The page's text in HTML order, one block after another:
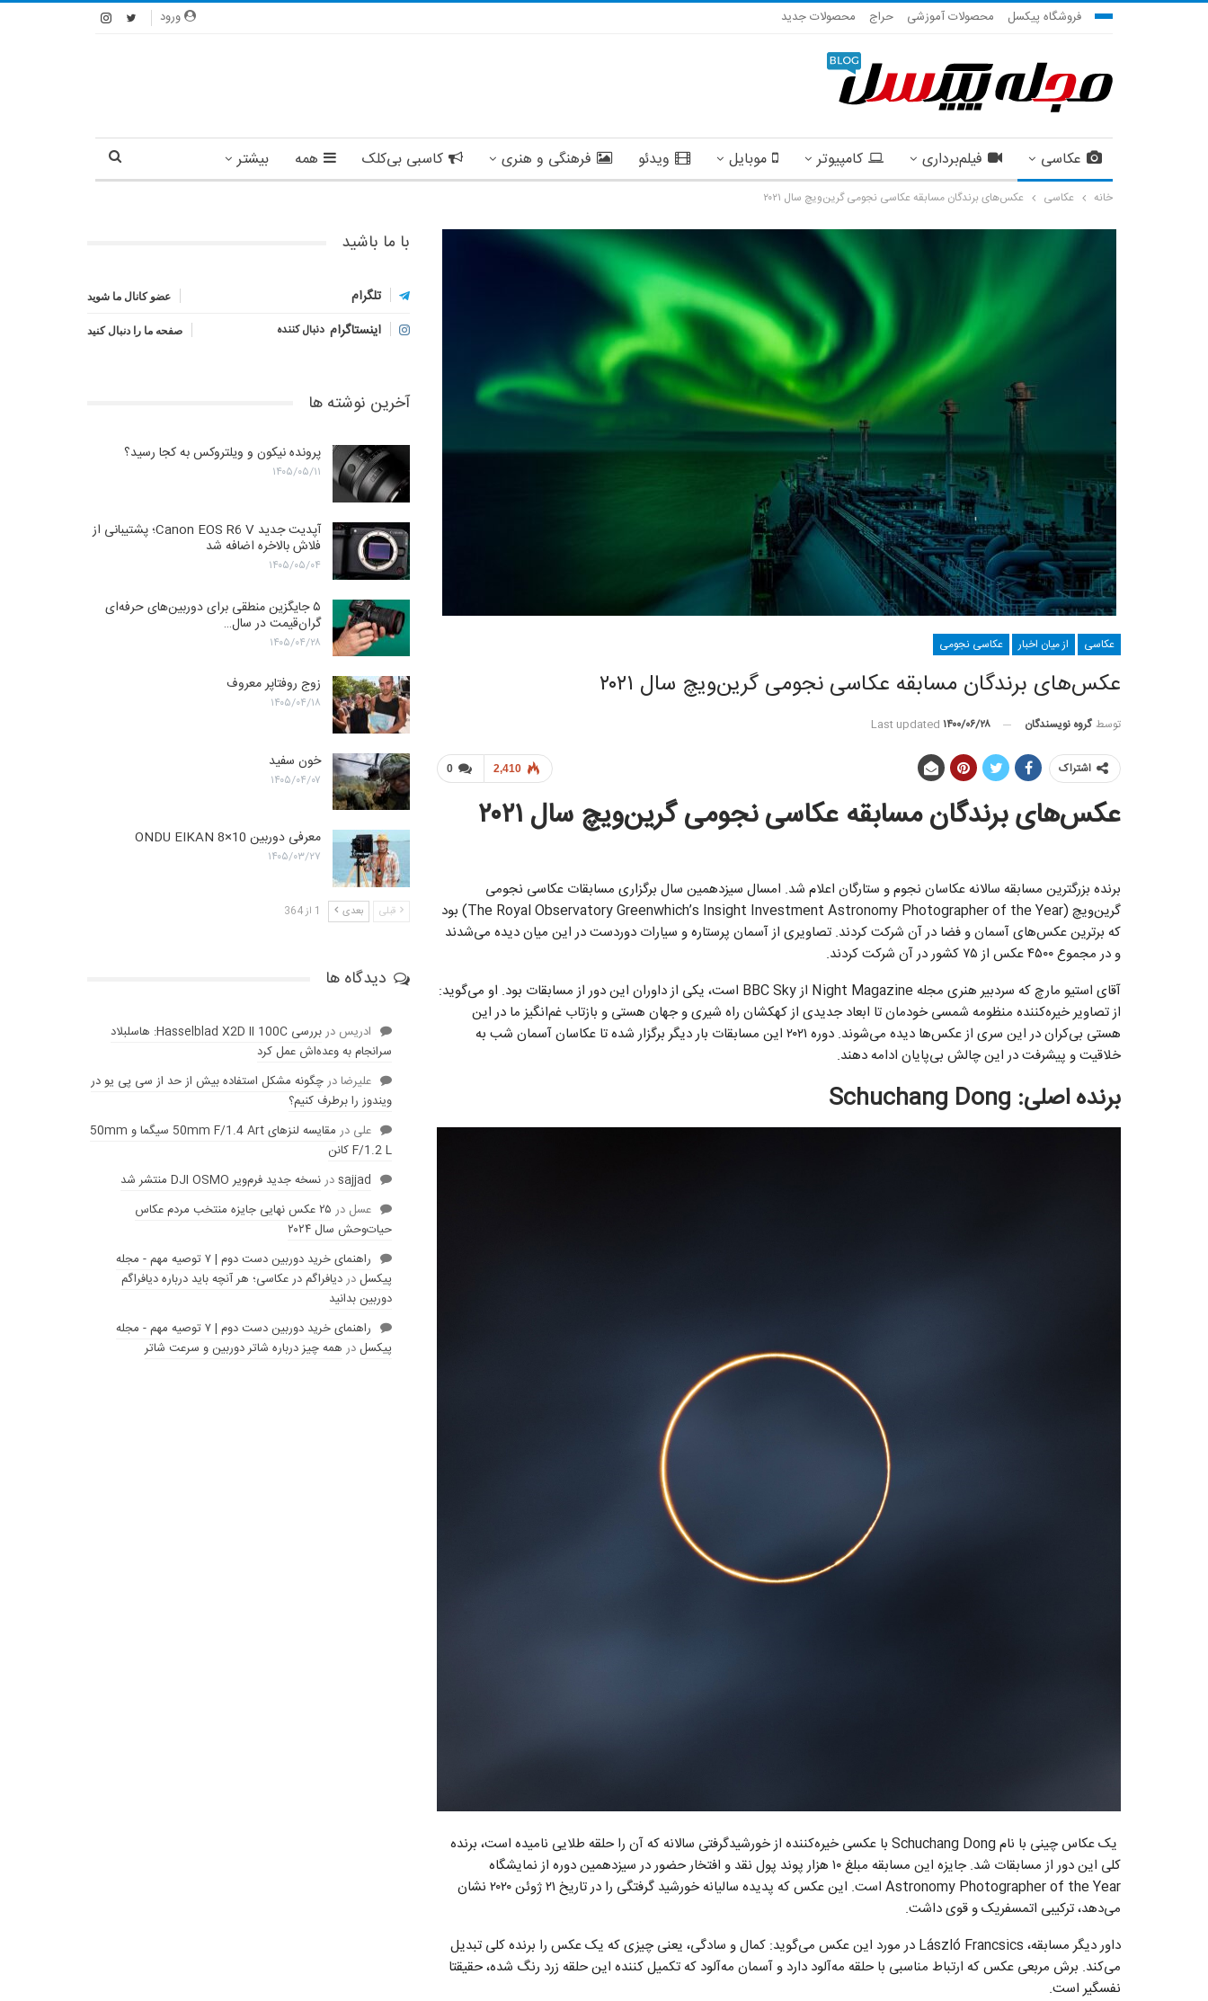
ورود فروشگاه پیکسل محصولات آموزشی حراج محصولات جدید
عکاسی فیلم‌برداری کامپیوتر موبایل ویدئو فرهنگی و هنری کاسبی بی‌کلک همه بیشتر
خانه عکاسی عکس‌های برندگان مسابقه عکاسی نجومی گرین‌ویچ سال ۲۰۲۱
عکاسی از میان اخبار عکاسی نجومی
عکس‌های برندگان مسابقه عکاسی نجومی گرین‌ویچ سال ۲۰۲۱
توسط گروه نویسندگان Last updated ۱۴۰۰/۰۶/۲۸
0 2,410 اشتراک
عکس‌های برندگان مسابقه عکاسی نجومی گرین‌ویچ سال ۲۰۲۱
برنده بزرگترین مسابقه سالانه عکاسان نجوم و ستارگان اعلام شد. امسال سیزدهمین سال برگزاری مسابقات عکاسی نجومی
گرین‌ویچ (The Royal Observatory Greenwhich’s Insight Investment Astronomy Photographer of the Year) بود
که برترین عکس‌های آسمان و فضا در آن شرکت کردند. تصاویری از آسمان پرستاره و سیارات دوردست در این میان دیده می‌شدند
و در مجموع ۴۵۰۰ عکس از ۷۵ کشور در آن شرکت کردند.
آقای استیو مارچ که سردبیر هنری مجله Night Magazine از BBC Sky است، یکی از داوران این دور از مسابقات بود. او می‌گوید:
از تصاویر خیره‌کننده منظومه شمسی خودمان تا ابعاد جدیدی از کهکشان راه شیری و جهان هستی و بازتاب ‌غم‌انگیز ما در این
هستی بی‌کران در این سری از عکس‌ها دیده می‌شوند. دوره ۲۰۲۱ این مسابقات بار دیگر برگزار شده تا عکاسان آسمان شب به
خلاقیت و پیشرفت در این چالش بی‌پایان ادامه دهند.
برنده اصلی: Schuchang Dong
یک عکاس چینی با نام Schuchang Dong با عکسی خیره‌کننده از خورشید‌گرفتی سالانه که آن را حلقه طلایی نامیده است، برنده
کلی این دور از مسابقات شد. جایزه این مسابقه مبلغ ۱۰ هزار پوند پول نقد و افتخار حضور در سیزدهمین دوره از نمایشگاه
Astronomy Photographer of the Year است. این عکس که پدیده سالیانه خورشید گرفتگی را در تاریخ ۲۱ ژوئن ۲۰۲۰ نشان
می‌دهد، ترکیبی اتمسفریک و قوی داشت.
داور دیگر مسابقه، László Francsics در مورد این عکس می‌گوید: کمال و سادگی، یعنی چیزی که یک عکس را برنده کلی تبدیل
می‌کند. برش مربعی عکس که ارتباط مناسبی با حلقه مه‌آلود دارد و آسمان مه‌آلود که تکمیل کننده این حلقه زرد رنگ شده، حقیقتا
نفسگیر است.
با ما باشید
تلگرام عضو کانال ما شوید
اینستاگرام دنبال کننده صفحه ما را دنبال کنید
آخرین نوشته ها
پرونده نیکون و ویلتروکس به کجا رسید؟
۱۴۰۵/۰۵/۱۱
آپدیت جدید Canon EOS R6 V؛ پشتیبانی از
فلاش بالاخره اضافه شد
۱۴۰۵/۰۵/۰۴
۵ جایگزین منطقی برای دوربین‌های حرفه‌ای
گران‌قیمت در سال…
۱۴۰۵/۰۴/۲۸
زوج روفتاپر معروف
۱۴۰۵/۰۴/۱۸
خون سفید
۱۴۰۵/۰۴/۰۷
معرفی دوربین ONDU EIKAN 8×10
۱۴۰۵/۰۳/۲۷
قبلی بعدی 1 از 364
دیدگاه ها
ادریس در
بررسی Hasselblad X2D II 100C: هاسلبلاد
سرانجام به وعده‌‌اش عمل کرد
عليرضادرچگونه مشکل استفاده بیش از حد از سی پی یو در
ویندوز را برطرف کنیم؟
علی در
مقایسه لنز‌های 50mm F/1.4 Art سیگما و 50mm
F/1.2 L کانن
sajjadدرنسخه جدید فرم‌ویر DJI OSMO منتشر شد
عسل در
۲۵ عکس نهایی جایزه منتخب مردم عکاس
حیات‌وحش سال ۲۰۲۴
راهنمای خرید دوربین دست دوم | ۷ توصیه مهم - مجله
پیکسلدردیافراگم در عکاسی؛ هر آنچه باید درباره دیافراگم
دوربین بدانید
راهنمای خرید دوربین دست دوم | ۷ توصیه مهم - مجله
پیکسلدر همه چیز درباره شاتر دوربین و سرعت شاتر